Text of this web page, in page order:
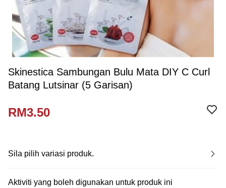
Skinestica Sambungan Bulu Mata DIY C Curl
Batang Lutsinar (5 Garisan)
RM3.50
Sila pilih variasi produk.
Aktiviti yang boleh digunakan untuk produk ini